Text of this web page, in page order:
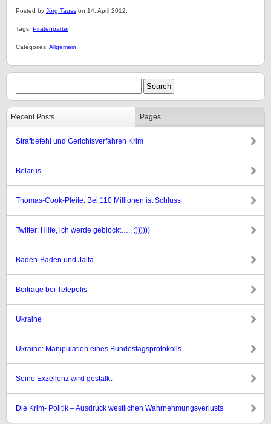
Posted by Jörg Tauss on 14. April 2012.
Tags: Piratenpartei
Categories: Allgemein
Recent Posts Pages
Strafbefehl und Gerichtsverfahren Krim
Belarus
Thomas-Cook-Pleite: Bei 110 Millionen ist Schluss
Twitter: Hilfe, ich werde geblockt….. :))))))
Baden-Baden und Jalta
Beiträge bei Telepolis
Ukraine
Ukraine: Manipulation eines Bundestagsprotokolls
Seine Exzellenz wird gestalkt
Die Krim- Politik – Ausdruck westlichen Wahrnehmungsverlusts